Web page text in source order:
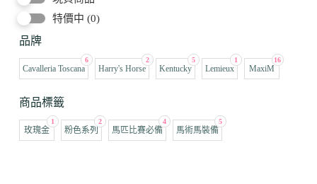
特價中 (0)
品牌
6
Cavalleria Toscana
2
Harry's Horse
5
Kentucky
1
Lemieux
16
MaxiM
商品標籤
1
玫瑰金
2
粉色系列
4
馬匹比賽必備
5
馬術馬裝備